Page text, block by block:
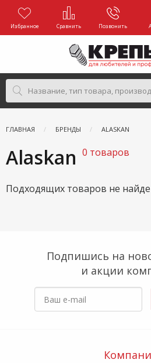
Избранное Сравнить Позвонить
ГЛАВНАЯ БРЕНДЫ ALASKAN
Alaskan 0 товаров
Подходящих товаров не
Подпишись на
и акции